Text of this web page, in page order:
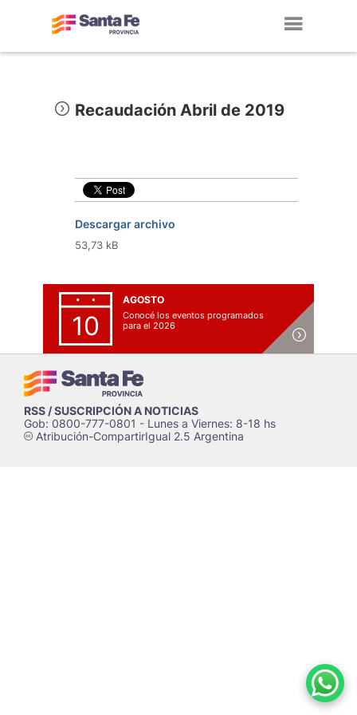
Recaudación Abril de 2019
Descargar archivo
53,73 kB
10
AGOSTO
Conocé los eventos programados
para el 2026
RSS / SUSCRIPCIÓN A NOTICIAS
Gob: 0800-777-0801 - Lunes a Viernes: 8-18 hs
cAtribución-CompartirIgual 2.5 Argentina